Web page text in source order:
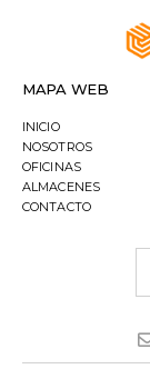
MAPA WEB
INICIO
NOSOTROS
OFICINAS
ALMACENES
CONTACTO